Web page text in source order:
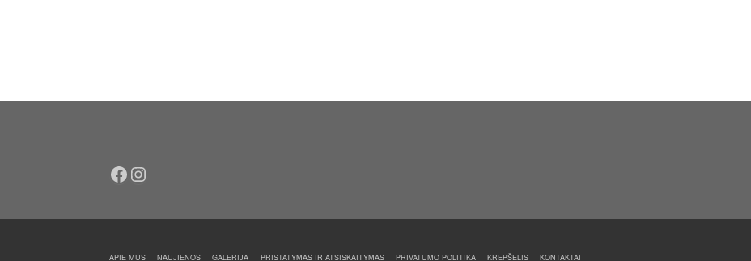
Facebook
Instagram
APIE MUS NAUJIENOS GALERIJA PRISTATYMAS IR ATSISKAITYMAS PRIVATUMO POLITIKA KREPŠELIS KONTAKTAI